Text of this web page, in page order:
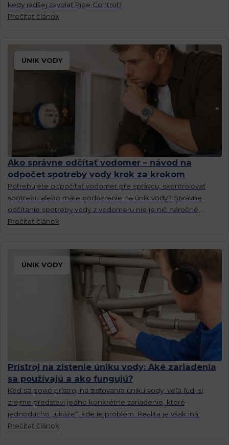
kedy radšej zavolať Pipe Control?
Prečítať článok
ÚNIK VODY
Ako správne odčítať vodomer – návod na
odpočet spotreby vody krok za krokom
Potrebujete odpočítať vodomer pre správcu, skontrolovať
spotrebu alebo máte podozrenie na únik vody? Správne
odčítanie spotreby vody z vodomeru nie je nič náročné,
pokiaľ viete, ako na to.
Prečítať článok
ÚNIK VODY
Prístroj na zistenie úniku vody: Aké zariadenia
sa používajú a ako fungujú?
Keď sa povie prístroj na zisťovanie úniku vody, veľa ľudí si
zrejme predstaví jedno konkrétne zariadenie, ktoré
jednoducho „ukáže“, kde je problém. Realita je však iná.
Prečítať článok